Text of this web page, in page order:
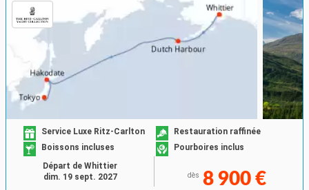
Service Luxe Ritz-Carlton
Restauration raffinée
Boissons incluses
Pourboires inclus
dès 8 900 €
Départ de Whittier
dim. 19 sept. 2027